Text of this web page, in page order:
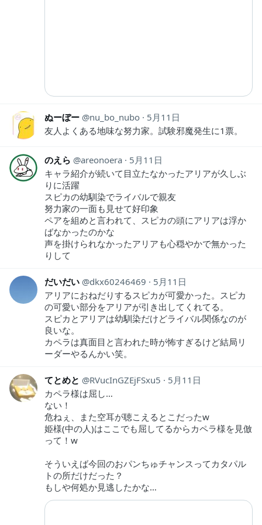
ぬーぼー nu_bo_nubo
5月11日
友人よくある地味な努力家。試験邪魔発生に1票。
のえら areonoera
5月11日
キャラ紹介が続いて目立たなかったアリアが久しぶ
りに活躍
スピカの幼馴染でライバルで親友
努力家の一面も見せて好印象
ペアを組めと言われて、スピカの頭にアリアは浮か
ばなかったのかな
声を掛けられなかったアリアも心穏やかで無かった
りして
だいだい dkx60246469
5月11日
アリアにおねだりするスピカが可愛かった。スピカ
の可愛い部分をアリアが引き出してくれてる。
スピカとアリアは幼馴染だけどライバル関係なのが
良いな。
カペラは真面目と言われた時が怖すぎるけど結局リ
ーダーやるんかい笑。
てとめと RVucInGZEjFSxu5
5月11日
カペラ様は屈し…
ない！
危ねぇ、また空耳が聴こえるとこだったw
姫様(中の人)はここでも屈してるからカペラ様を見倣
って！w
そういえば今回のおパンちゅチャンスってカタパル
トの所だけだった？
もしや何処か見逃したかな…